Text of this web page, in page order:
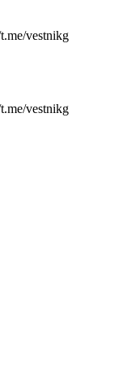
vestnikg
vestnikg